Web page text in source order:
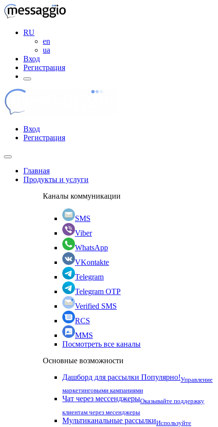
RU
en
ua
Вход
Регистрация
Вход
Регистрация
Главная
Продукты и услуги
Каналы коммуникации
SMS
Viber
WhatsApp
VKontakte
Telegram
Telegram OTP
Verified SMS
RCS
MMS
Посмотреть все каналы
Основные возможности
Дашборд для рассылки Популярно!Управление
маркетинговыми кампаниями
Чат через мессенджерыОказывайте поддержку
клиентам через месенджеры
Мультиканальные рассылкиИспользуйте